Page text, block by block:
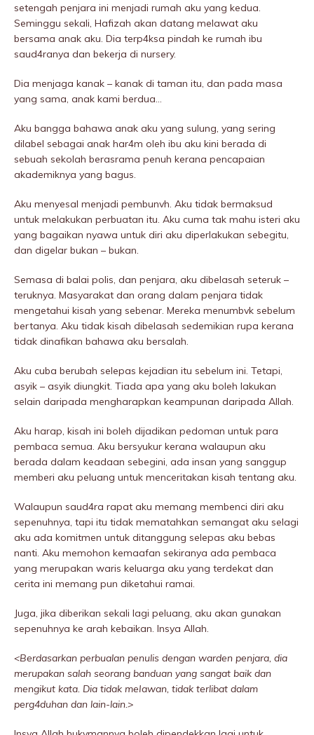
setengah penjara ini menjadi rumah aku yang kedua.
Seminggu sekali, Hafizah akan datang meIawat aku
bersama anak aku. Dia terp4ksa pindah ke rumah ibu
saud4ranya dan bekerja di nursery.
Dia menjaga kanak – kanak di taman itu, dan pada masa
yang sama, anak kami berdua…
Aku bangga bahawa anak aku yang sulung, yang sering
dilabel sebagai anak har4m oleh ibu aku kini berada di
sebuah sekolah berasrama penuh kerana pencapaian
akademiknya yang bagus.
Aku menyesal menjadi pembunvh. Aku tidak bermaksud
untuk melakukan perbuatan itu. Aku cuma tak mahu isteri aku
yang bagaikan nyawa untuk diri aku diperlakukan sebegitu,
dan digeIar bukan – bukan.
Semasa di balai polis, dan penjara, aku dibeIasah seteruk –
teruknya. Masyarakat dan orang dalam penjara tidak
mengetahui kisah yang sebenar. Mereka menumbvk sebelum
bertanya. Aku tidak kisah dibeIasah sedemikian rupa kerana
tidak dinafikan bahawa aku bersalah.
Aku cuba berubah selepas kejadian itu sebelum ini. Tetapi,
asyik – asyik diungkit. Tiada apa yang aku boleh lakukan
selain daripada mengharapkan keampunan daripada Allah.
Aku harap, kisah ini boleh dijadikan pedoman untuk para
pembaca semua. Aku bersyukur kerana walaupun aku
berada dalam keadaan sebegini, ada insan yang sanggup
memberi aku peluang untuk menceritakan kisah tentang aku.
Walaupun saud4ra rapat aku memang membenci diri aku
sepenuhnya, tapi itu tidak mematahkan semangat aku selagi
aku ada komitmen untuk ditanggung selepas aku bebas
nanti. Aku memohon kemaafan sekiranya ada pembaca
yang merupakan waris keluarga aku yang terdekat dan
cerita ini memang pun diketahui ramai.
Juga, jika diberikan sekali lagi peluang, aku akan gunakan
sepenuhnya ke arah kebaikan. Insya Allah.
<Berdasarkan perbualan penulis dengan warden penjara, dia
merupakan salah seorang banduan yang sangat baik dan
mengikut kata. Dia tidak meIawan, tidak terlibat dalam
perg4duhan dan lain-lain.>